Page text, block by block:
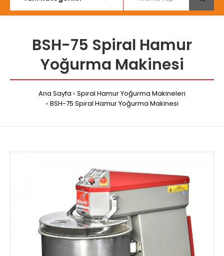
BSH-75 Spiral Hamur
Yoğurma Makinesi
Ana Sayfa
Spiral Hamur Yoğurma Makineleri
BSH-75 Spiral Hamur Yoğurma Makinesi